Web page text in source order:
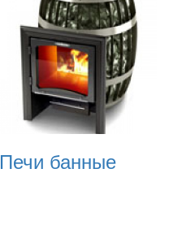
Печи банные